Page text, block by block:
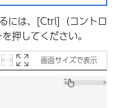
には、[Ctrl]（コントロ
押してください。
画面サイズで表示